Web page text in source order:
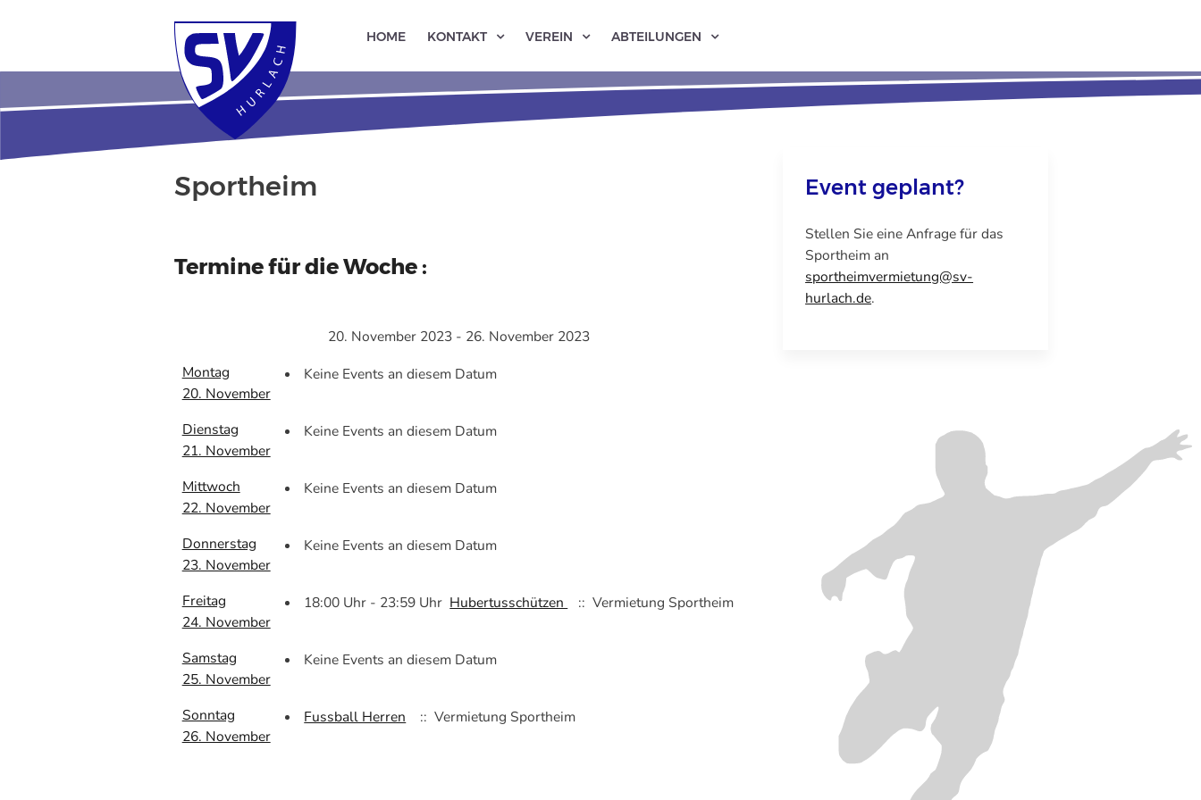
HOME KONTAKT VEREIN ABTEILUNGEN
Sportheim
Termine für die Woche :
20. November 2023 - 26. November 2023
Montag
20. November
Keine Events an diesem Datum
Dienstag
21. November
Keine Events an diesem Datum
Mittwoch
22. November
Keine Events an diesem Datum
Donnerstag
23. November
Keine Events an diesem Datum
Freitag
24. November
18:00 Uhr - 23:59 Uhr Hubertusschützen :: Vermietung Sportheim
Samstag
25. November
Keine Events an diesem Datum
Sonntag
26. November
Fussball Herren :: Vermietung Sportheim
Event geplant?
Stellen Sie eine Anfrage für das
Sportheim an
sportheimvermietung@sv-
hurlach.de.